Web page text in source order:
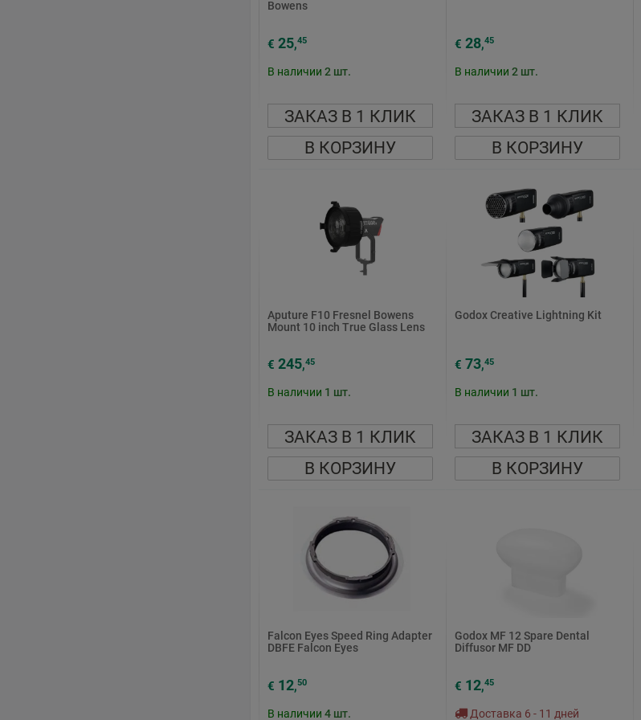
Bowens
€ 25,45
В наличии 2 шт.
ЗАКАЗ В 1 КЛИК
В КОРЗИНУ
€ 28,45
В наличии 2 шт.
ЗАКАЗ В 1 КЛИК
В КОРЗИНУ
Aputure F10 Fresnel Bowens
Mount 10 inch True Glass Lens
€ 245,45
В наличии 1 шт.
ЗАКАЗ В 1 КЛИК
В КОРЗИНУ
Godox Creative Lightning Kit
€ 73,45
В наличии 1 шт.
ЗАКАЗ В 1 КЛИК
В КОРЗИНУ
Falcon Eyes Speed Ring Adapter
DBFE Falcon Eyes
€ 12,50
В наличии 4 шт.
Godox MF 12 Spare Dental
Diffusor MF DD
€ 12,45
Доставка 6 - 11 дней